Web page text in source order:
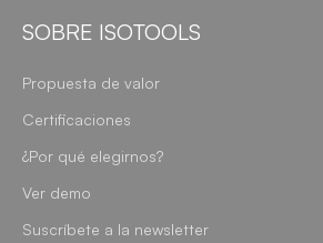
SOBRE ISOTOOLS
Propuesta de valor
Certificaciones
¿Por qué elegirnos?
Ver demo
Suscríbete a la newsletter